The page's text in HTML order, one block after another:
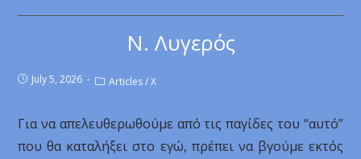
Ν. Λυγερός
July 5, 2026 Articles / X
Για να απελευθερωθούμε από τις παγίδες του “αυτό”
που θα καταλήξει στο εγώ, πρέπει να βγούμε εκτός